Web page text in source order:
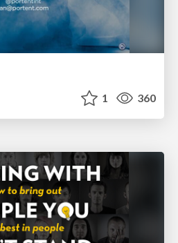
1 360